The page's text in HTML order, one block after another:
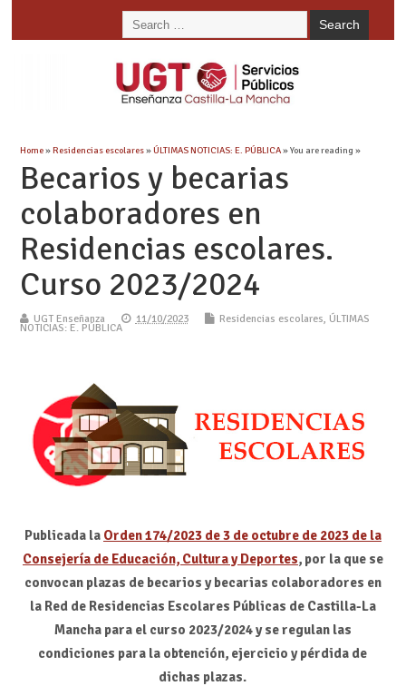
Home»Residencias escolares»ÚLTIMAS NOTICIAS: E. PÚBLICA» You are reading »
Becarios y becarias
colaboradores en
Residencias escolares.
Curso 2023/2024
UGT Enseñanza 11/10/2023 Residencias escolares, ÚLTIMAS
NOTICIAS: E. PÚBLICA
Publicada la Orden 174/2023 de 3 de octubre de 2023 de la
Consejería de Educación, Cultura y Deportes, por la que se
convocan plazas de becarios y becarias colaboradores en
la Red de Residencias Escolares Públicas de Castilla-La
Mancha para el curso 2023/2024 y se regulan las
condiciones para la obtención, ejercicio y pérdida de
dichas plazas.